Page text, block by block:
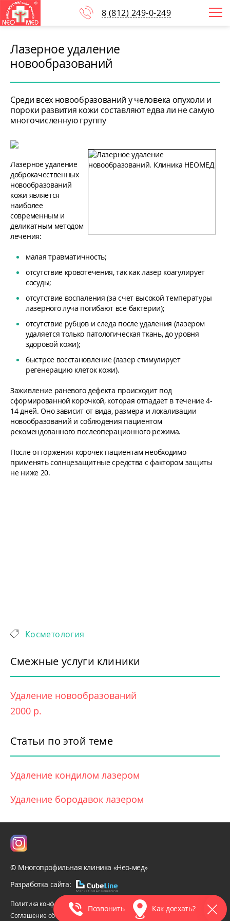
8 (812) 249-0-249
Лазерное удаление
новообразований
Среди всех новообразований у человека опухоли и
пороки развития кожи составляют едва ли не самую
многочисленную группу
Лазерное удаление
доброкачественных
новообразований
кожи является
наиболее
современным и
деликатным методом
лечения:
малая травматичность;
отсутствие кровотечения, так как лазер коагулирует
сосуды;
отсутствие воспаления (за счет высокой температуры
лазерного луча погибают все бактерии);
отсутствие рубцов и следа после удаления (лазером
удаляется только патологическая ткань, до уровня
здоровой кожи);
быстрое восстановление (лазер стимулирует
регенерацию клеток кожи).
Заживление раневого дефекта происходит под
сформированной корочкой, которая отпадает в течение 4-
14 дней. Оно зависит от вида, размера и локализации
новообразований и соблюдения пациентом
рекомендованного послеоперационного режима.
После отторжения корочек пациентам необходимо
применять солнцезащитные средства с фактором защиты
не ниже 20.
Косметология
Смежные услуги клиники
Удаление новообразований
2000 р.
Статьи по этой теме
Удаление кондилом лазером
Удаление бородавок лазером
© Многопрофильная клиника «Нео-мед»
Разработка сайта:
Политика конфиденциальности
Соглашение об обработке персональных данных
Как доехать?
Позвонить